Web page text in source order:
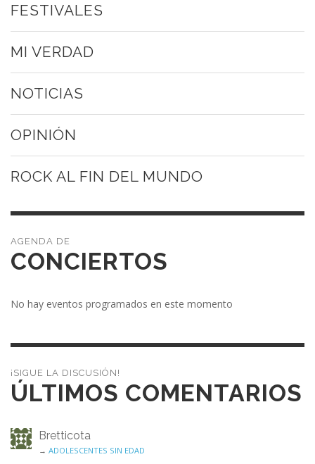
FESTIVALES
MI VERDAD
NOTICIAS
OPINIÓN
ROCK AL FIN DEL MUNDO
CONCIERTOS
No hay eventos programados en este momento
¡SIGUE LA DISCUSIÓN!
ÚLTIMOS COMENTARIOS
Bretticota
→ ADOLESCENTES SIN EDAD